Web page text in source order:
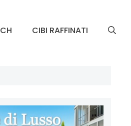
CIBI RAFFINATI